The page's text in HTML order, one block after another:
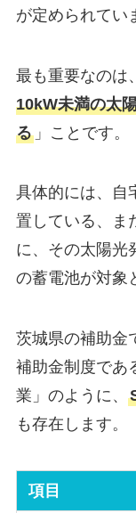
が定められてい
最も重要なのは
10kW未満の太
る」ことです。
具体的には、自
置している、ま
に、その太陽光
の蓄電池が対象
茨城県の補助金
補助金制度であ
業」のように、
も存在します。
項目